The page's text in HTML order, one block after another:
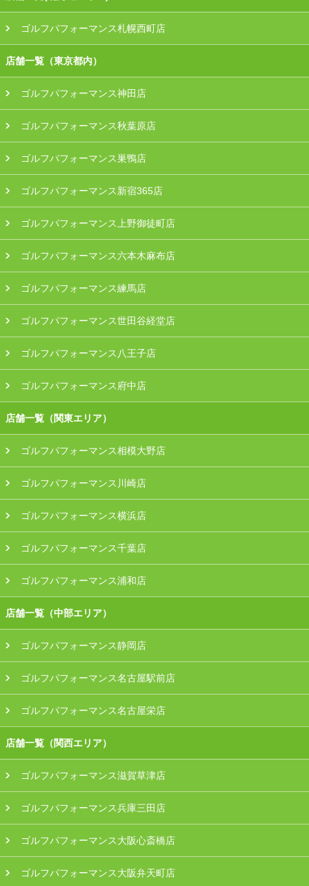
ゴルフパフォーマンス札幌西町店
店舗一覧（東京都内）
ゴルフパフォーマンス神田店
ゴルフパフォーマンス秋葉原店
ゴルフパフォーマンス巣鴨店
ゴルフパフォーマンス新宿365店
ゴルフパフォーマンス上野御徒町店
ゴルフパフォーマンス六本木麻布店
ゴルフパフォーマンス練馬店
ゴルフパフォーマンス世田谷経堂店
ゴルフパフォーマンス八王子店
ゴルフパフォーマンス府中店
店舗一覧（関東エリア）
ゴルフパフォーマンス相模大野店
ゴルフパフォーマンス川崎店
ゴルフパフォーマンス横浜店
ゴルフパフォーマンス千葉店
ゴルフパフォーマンス浦和店
店舗一覧（中部エリア）
ゴルフパフォーマンス静岡店
ゴルフパフォーマンス名古屋駅前店
ゴルフパフォーマンス名古屋栄店
店舗一覧（関西エリア）
ゴルフパフォーマンス滋賀草津店
ゴルフパフォーマンス兵庫三田店
ゴルフパフォーマンス大阪心斎橋店
ゴルフパフォーマンス大阪弁天町店